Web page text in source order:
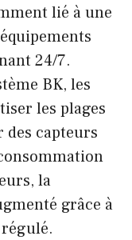
lié à une
24/7.
BK, les
les plages
des capteurs
la
grâce à